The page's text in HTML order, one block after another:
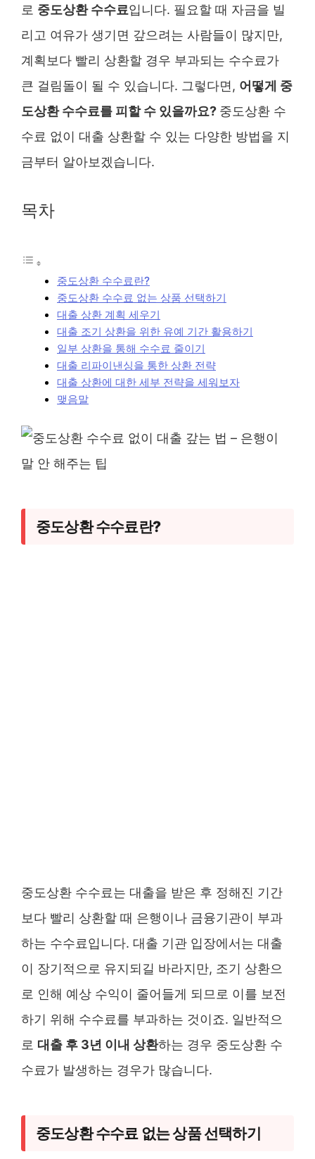
로 중도상환 수수료입니다. 필요할 때 자금을 빌
리고 여유가 생기면 갚으려는 사람들이 많지만,
계획보다 빨리 상환할 경우 부과되는 수수료가
큰 걸림돌이 될 수 있습니다. 그렇다면, 어떻게 중
도상환 수수료를 피할 수 있을까요? 중도상환 수
수료 없이 대출 상환할 수 있는 다양한 방법을 지
금부터 알아보겠습니다.
목차
중도상환 수수료란?
중도상환 수수료 없는 상품 선택하기
대출 상환 계획 세우기
대출 조기 상환을 위한 유예 기간 활용하기
일부 상환을 통해 수수료 줄이기
대출 리파이낸싱을 통한 상환 전략
대출 상환에 대한 세부 전략을 세워보자
맺음말
중도상환 수수료란?
중도상환 수수료는 대출을 받은 후 정해진 기간
보다 빨리 상환할 때 은행이나 금융기관이 부과
하는 수수료입니다. 대출 기관 입장에서는 대출
이 장기적으로 유지되길 바라지만, 조기 상환으
로 인해 예상 수익이 줄어들게 되므로 이를 보전
하기 위해 수수료를 부과하는 것이죠. 일반적으
로 대출 후 3년 이내 상환하는 경우 중도상환 수
수료가 발생하는 경우가 많습니다.
중도상환 수수료 없는 상품 선택하기